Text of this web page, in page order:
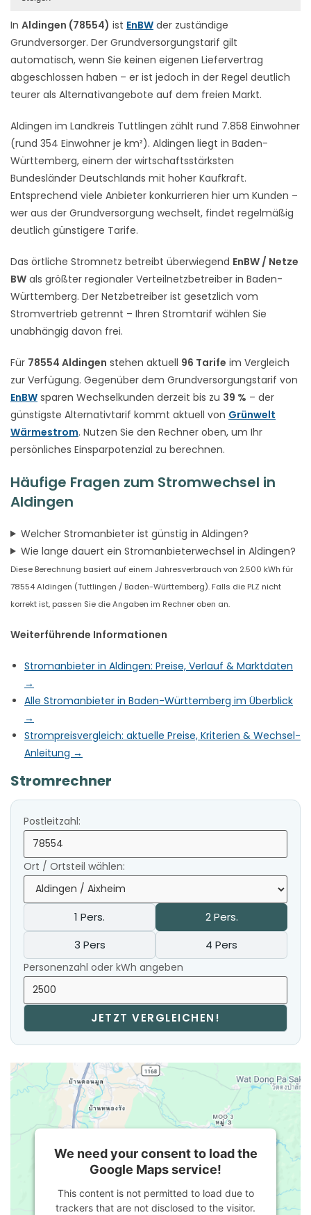
In Aldingen (78554) ist EnBW der zuständige
Grundversorger. Der Grundversorgungstarif gilt
automatisch, wenn Sie keinen eigenen Liefervertrag
abgeschlossen haben – er ist jedoch in der Regel deutlich
teurer als Alternativangebote auf dem freien Markt.
Aldingen im Landkreis Tuttlingen zählt rund 7.858 Einwohner
(rund 354 Einwohner je km²). Aldingen liegt in Baden-
Württemberg, einem der wirtschaftsstärksten
Bundesländer Deutschlands mit hoher Kaufkraft.
Entsprechend viele Anbieter konkurrieren hier um Kunden –
wer aus der Grundversorgung wechselt, findet regelmäßig
deutlich günstigere Tarife.
Das örtliche Stromnetz betreibt überwiegend EnBW / Netze
BW als größter regionaler Verteilnetzbetreiber in Baden-
Württemberg. Der Netzbetreiber ist gesetzlich vom
Stromvertrieb getrennt – Ihren Stromtarif wählen Sie
unabhängig davon frei.
Für 78554 Aldingen stehen aktuell 96 Tarife im Vergleich
zur Verfügung. Gegenüber dem Grundversorgungstarif von
EnBW sparen Wechselkunden derzeit bis zu 39 % – der
günstigste Alternativtarif kommt aktuell von Grünwelt
Wärmestrom. Nutzen Sie den Rechner oben, um Ihr
persönliches Einsparpotenzial zu berechnen.
Häufige Fragen zum Stromwechsel in
Aldingen
Welcher Stromanbieter ist günstig in Aldingen?
Wie lange dauert ein Stromanbieterwechsel in Aldingen?
Diese Berechnung basiert auf einem Jahresverbrauch von 2.500 kWh für
78554 Aldingen (Tuttlingen / Baden-Württemberg). Falls die PLZ nicht
korrekt ist, passen Sie die Angaben im Rechner oben an.
Weiterführende Informationen
Stromanbieter in Aldingen: Preise, Verlauf & Marktdaten
→
Alle Stromanbieter in Baden-Württemberg im Überblick
→
Strompreisvergleich: aktuelle Preise, Kriterien & Wechsel-
Anleitung →
Stromrechner
Postleitzahl:
Ort / Ortsteil wählen:
1 Pers.
2 Pers.
3 Pers
4 Pers
Personenzahl oder kWh angeben
JETZT VERGLEICHEN!
We need your consent to load the
Google Maps service!
This content is not permitted to load due to
trackers that are not disclosed to the visitor.